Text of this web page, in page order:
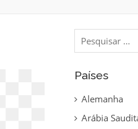
Pesquisar
por:
Países
Alemanha
Arábia